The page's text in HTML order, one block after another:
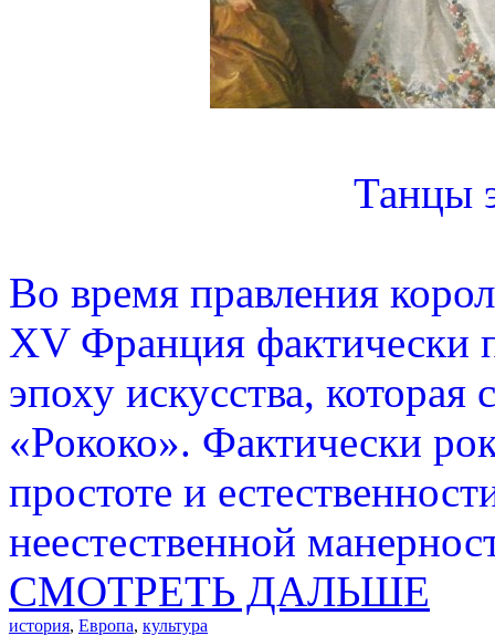
Танцы
Во время правления
XV Франция фактически
эпоху искусства, которая
«Рококо». Фактически
простоте и
неестественной
СМОТРЕТЬ ДАЛЬШЕ
история, Европа, культура